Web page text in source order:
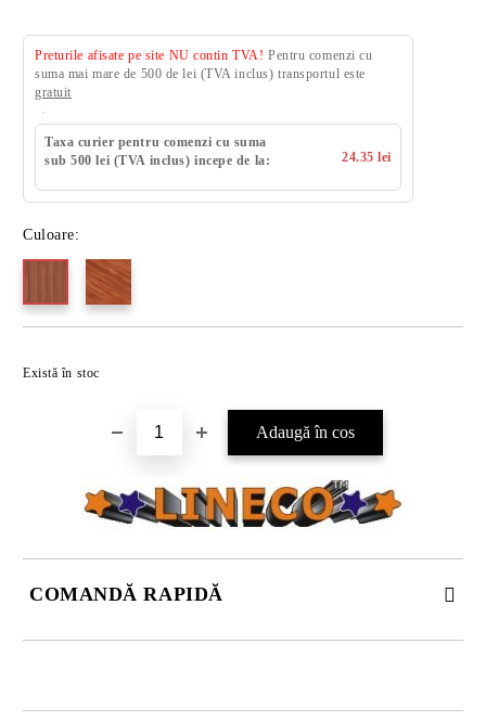
Preturile afisate pe site NU contin TVA! Pentru comenzi cu
suma mai mare de 500 de lei (TVA inclus) transportul este
gratuit
Taxa curier pentru comenzi cu suma
sub 500 lei (TVA inclus) incepe de la:
24.35 lei
Culoare:
Există în stoc
COMANDĂ RAPIDĂ